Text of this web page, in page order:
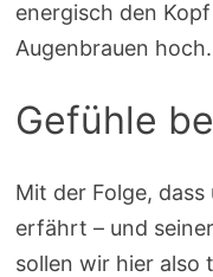
energisch den
Augenbrauen hoch.
Gefühle
Mit der Folge,
erfährt – und
sollen wir hier also